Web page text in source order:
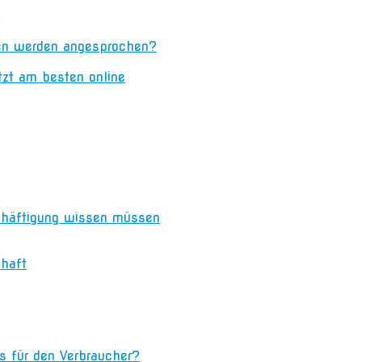
werden angesprochen?
am besten online
wissen müssen
für den Verbraucher?